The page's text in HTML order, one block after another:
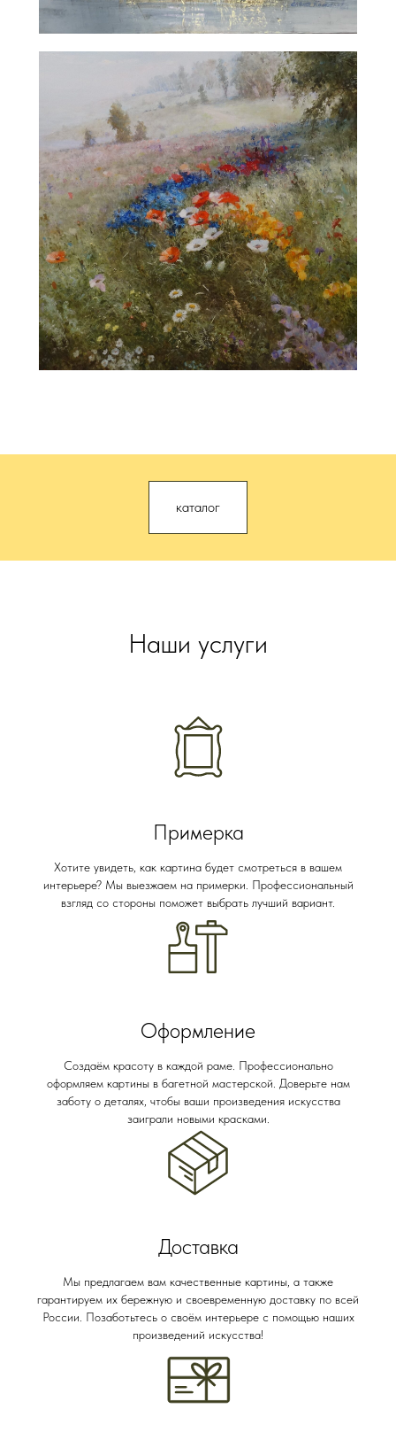
каталог
Наши услуги
Примерка
Хотите увидеть, как картина будет смотреться в вашем
интерьере? Мы выезжаем на примерки. Профессиональный
взгляд со стороны поможет выбрать лучший вариант.
Оформление
Создаём красоту в каждой раме. Профессионально
оформляем картины в багетной мастерской. Доверьте нам
заботу о деталях, чтобы ваши произведения искусства
заиграли новыми красками.
Доставка
Мы предлагаем вам качественные картины, а также
гарантируем их бережную и своевременную доставку по всей
России. Позаботьтесь о своём интерьере с помощью наших
произведений искусства!